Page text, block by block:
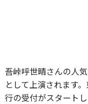
吾峠呼世晴さんの人
として上演されます
行の受付がスタートし